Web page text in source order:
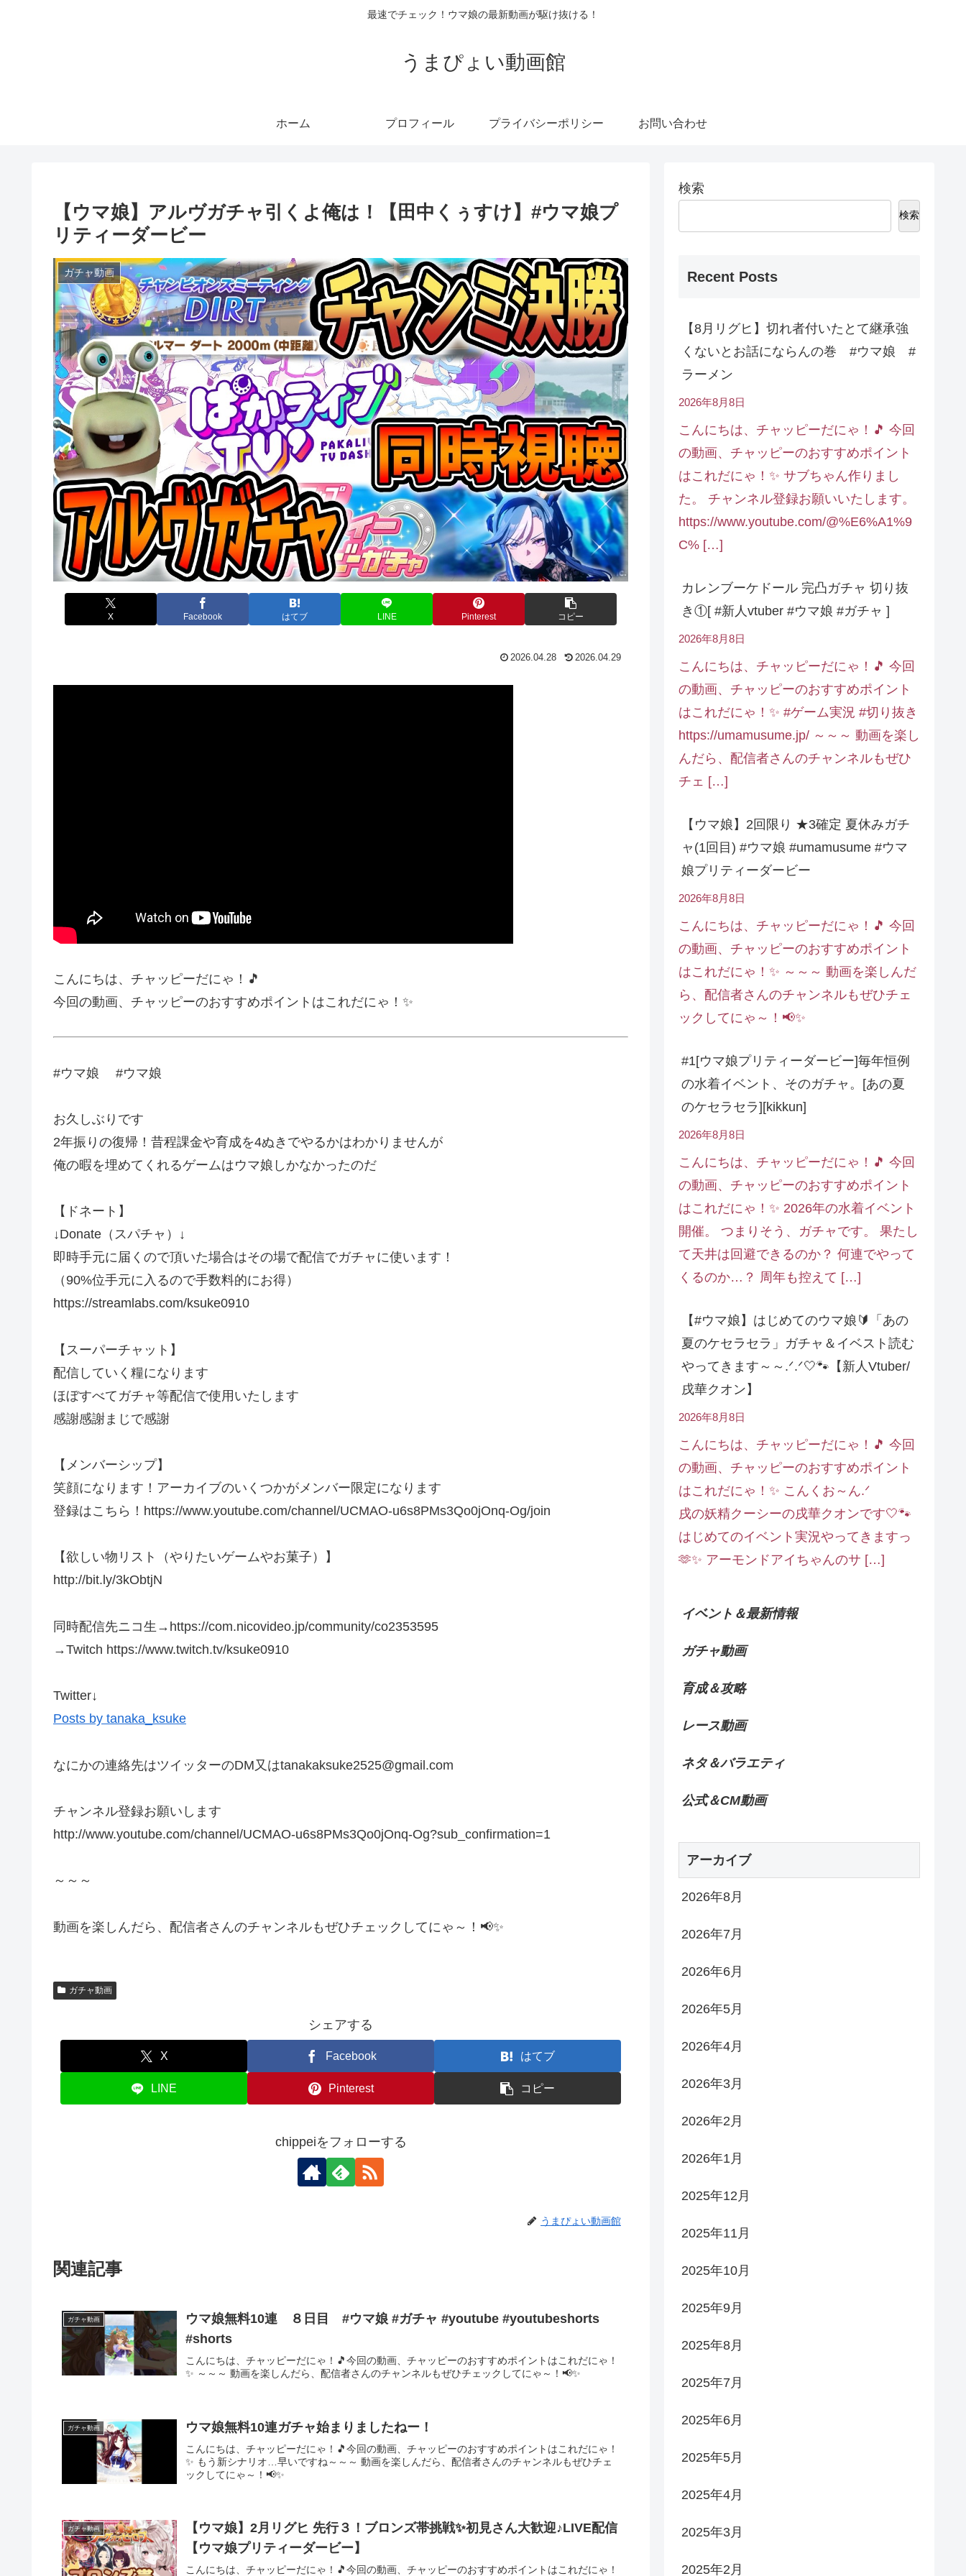
最速でチェック！ウマ娘の最新動画が駆け抜ける！
うまぴょい動画館
ホーム プロフィール プライバシーポリシー お問い合わせ
【ウマ娘】アルヴガチャ引くよ俺は！【田中くぅすけ】#ウマ娘プ
リティーダービー
ガチャ動画
X Facebook はてブ LINE Pinterest コピー
2026.04.28 2026.04.29
こんにちは、チャッピーだにゃ！🎵
今回の動画、チャッピーのおすすめポイントはこれだにゃ！✨
#ウマ娘 #ウマ娘
お久しぶりです
2年振りの復帰！昔程課金や育成を4ぬきでやるかはわかりませんが
俺の暇を埋めてくれるゲームはウマ娘しかなかったのだ
【ドネート】
↓Donate（スパチャ）↓
即時手元に届くので頂いた場合はその場で配信でガチャに使います！
（90%位手元に入るので手数料的にお得）
https://streamlabs.com/ksuke0910
【スーパーチャット】
配信していく糧になります
ほぼすべてガチャ等配信で使用いたします
感謝感謝まじで感謝
【メンバーシップ】
笑顔になります！アーカイブのいくつかがメンバー限定になります
登録はこちら！https://www.youtube.com/channel/UCMAO-u6s8PMs3Qo0jOnq-Og/join
【欲しい物リスト（やりたいゲームやお菓子）】
http://bit.ly/3kObtjN
同時配信先ニコ生→https://com.nicovideo.jp/community/co2353595
→Twitch https://www.twitch.tv/ksuke0910
Twitter↓
Posts by tanaka_ksuke
なにかの連絡先はツイッターのDM又はtanakaksuke2525@gmail.com
チャンネル登録お願いします
http://www.youtube.com/channel/UCMAO-u6s8PMs3Qo0jOnq-Og?sub_confirmation=1
～～～
動画を楽しんだら、配信者さんのチャンネルもぜひチェックしてにゃ～！📢✨
ガチャ動画
シェアする
X Facebook はてブ
LINE Pinterest コピー
chippeiをフォローする
うまぴょい動画館
関連記事
ガチャ動画
ウマ娘無料10連 ８日目 #ウマ娘 #ガチャ #youtube #youtubeshorts
#shorts
こんにちは、チャッピーだにゃ！🎵今回の動画、チャッピーのおすすめポイントはこれだにゃ！
✨ ～～～ 動画を楽しんだら、配信者さんのチャンネルもぜひチェックしてにゃ～！📢✨
ガチャ動画 ウマ娘無料10連ガチャ始まりましたねー！
こんにちは、チャッピーだにゃ！🎵今回の動画、チャッピーのおすすめポイントはこれだにゃ！
✨ もう新シナリオ…早いですね～～～ 動画を楽しんだら、配信者さんのチャンネルもぜひチェ
ックしてにゃ～！📢✨
ガチャ動画
【ウマ娘】2月リグヒ 先行３！ブロンズ帯挑戦✨初見さん大歓迎♪LIVE配信
【ウマ娘プリティーダービー】
こんにちは、チャッピーだにゃ！🎵今回の動画、チャッピーのおすすめポイントはこれだにゃ！
検索
検索
Recent Posts
【8月リグヒ】切れ者付いたとて継承強
くないとお話にならんの巻 #ウマ娘 #
ラーメン
2026年8月8日
こんにちは、チャッピーだにゃ！🎵 今回
の動画、チャッピーのおすすめポイント
はこれだにゃ！✨ サブちゃん作りまし
た。 チャンネル登録お願いいたします。
https://www.youtube.com/@%E6%A1%9
C% […]
カレンブーケドール 完凸ガチャ 切り抜
き①[ #新人vtuber #ウマ娘 #ガチャ ]
2026年8月8日
こんにちは、チャッピーだにゃ！🎵 今回
の動画、チャッピーのおすすめポイント
はこれだにゃ！✨ #ゲーム実況 #切り抜き
https://umamusume.jp/ ～～～ 動画を楽し
んだら、配信者さんのチャンネルもぜひ
チェ […]
【ウマ娘】2回限り ★3確定 夏休みガチ
ャ(1回目) #ウマ娘 #umamusume #ウマ
娘プリティーダービー
2026年8月8日
こんにちは、チャッピーだにゃ！🎵 今回
の動画、チャッピーのおすすめポイント
はこれだにゃ！✨ ～～～ 動画を楽しんだ
ら、配信者さんのチャンネルもぜひチェ
ックしてにゃ～！📢✨
#1[ウマ娘プリティーダービー]毎年恒例
の水着イベント、そのガチャ。[あの夏
のケセラセラ][kikkun]
2026年8月8日
こんにちは、チャッピーだにゃ！🎵 今回
の動画、チャッピーのおすすめポイント
はこれだにゃ！✨ 2026年の水着イベント
開催。 つまりそう、ガチャです。 果たし
て天井は回避できるのか？ 何連でやって
くるのか…？ 周年も控えて […]
【#ウマ娘】はじめてのウマ娘🔰「あの
夏のケセラセラ」ガチャ＆イベスト読む
やってきます～～.ᐟ.ᐟ🤍🐾【新人Vtuber/
戌華クオン】
2026年8月8日
こんにちは、チャッピーだにゃ！🎵 今回
の動画、チャッピーのおすすめポイント
はこれだにゃ！✨ こんくお～ん.ᐟ
戌の妖精クーシーの戌華クオンです🤍🐾
はじめてのイベント実況やってきますっ
🫶✨ アーモンドアイちゃんのサ […]
イベント＆最新情報
ガチャ動画
育成＆攻略
レース動画
ネタ＆バラエティ
公式＆CM動画
アーカイブ
2026年8月
2026年7月
2026年6月
2026年5月
2026年4月
2026年3月
2026年2月
2026年1月
2025年12月
2025年11月
2025年10月
2025年9月
2025年8月
2025年7月
2025年6月
2025年5月
2025年4月
2025年3月
2025年2月